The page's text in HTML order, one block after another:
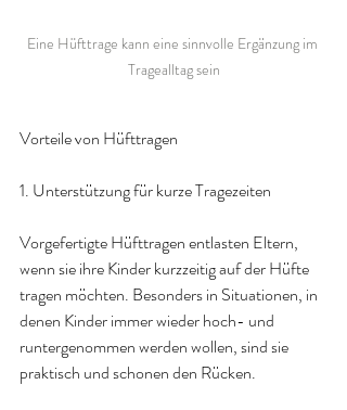
Eine Hüfttrage kann eine sinnvolle Ergänzung im
Tragealltag sein
Vorteile von Hüfttragen
1. Unterstützung für kurze Tragezeiten
Vorgefertigte Hüfttragen entlasten Eltern,
wenn sie ihre Kinder kurzzeitig auf der Hüfte
tragen möchten. Besonders in Situationen, in
denen Kinder immer wieder hoch- und
runtergenommen werden wollen, sind sie
praktisch und schonen den Rücken.